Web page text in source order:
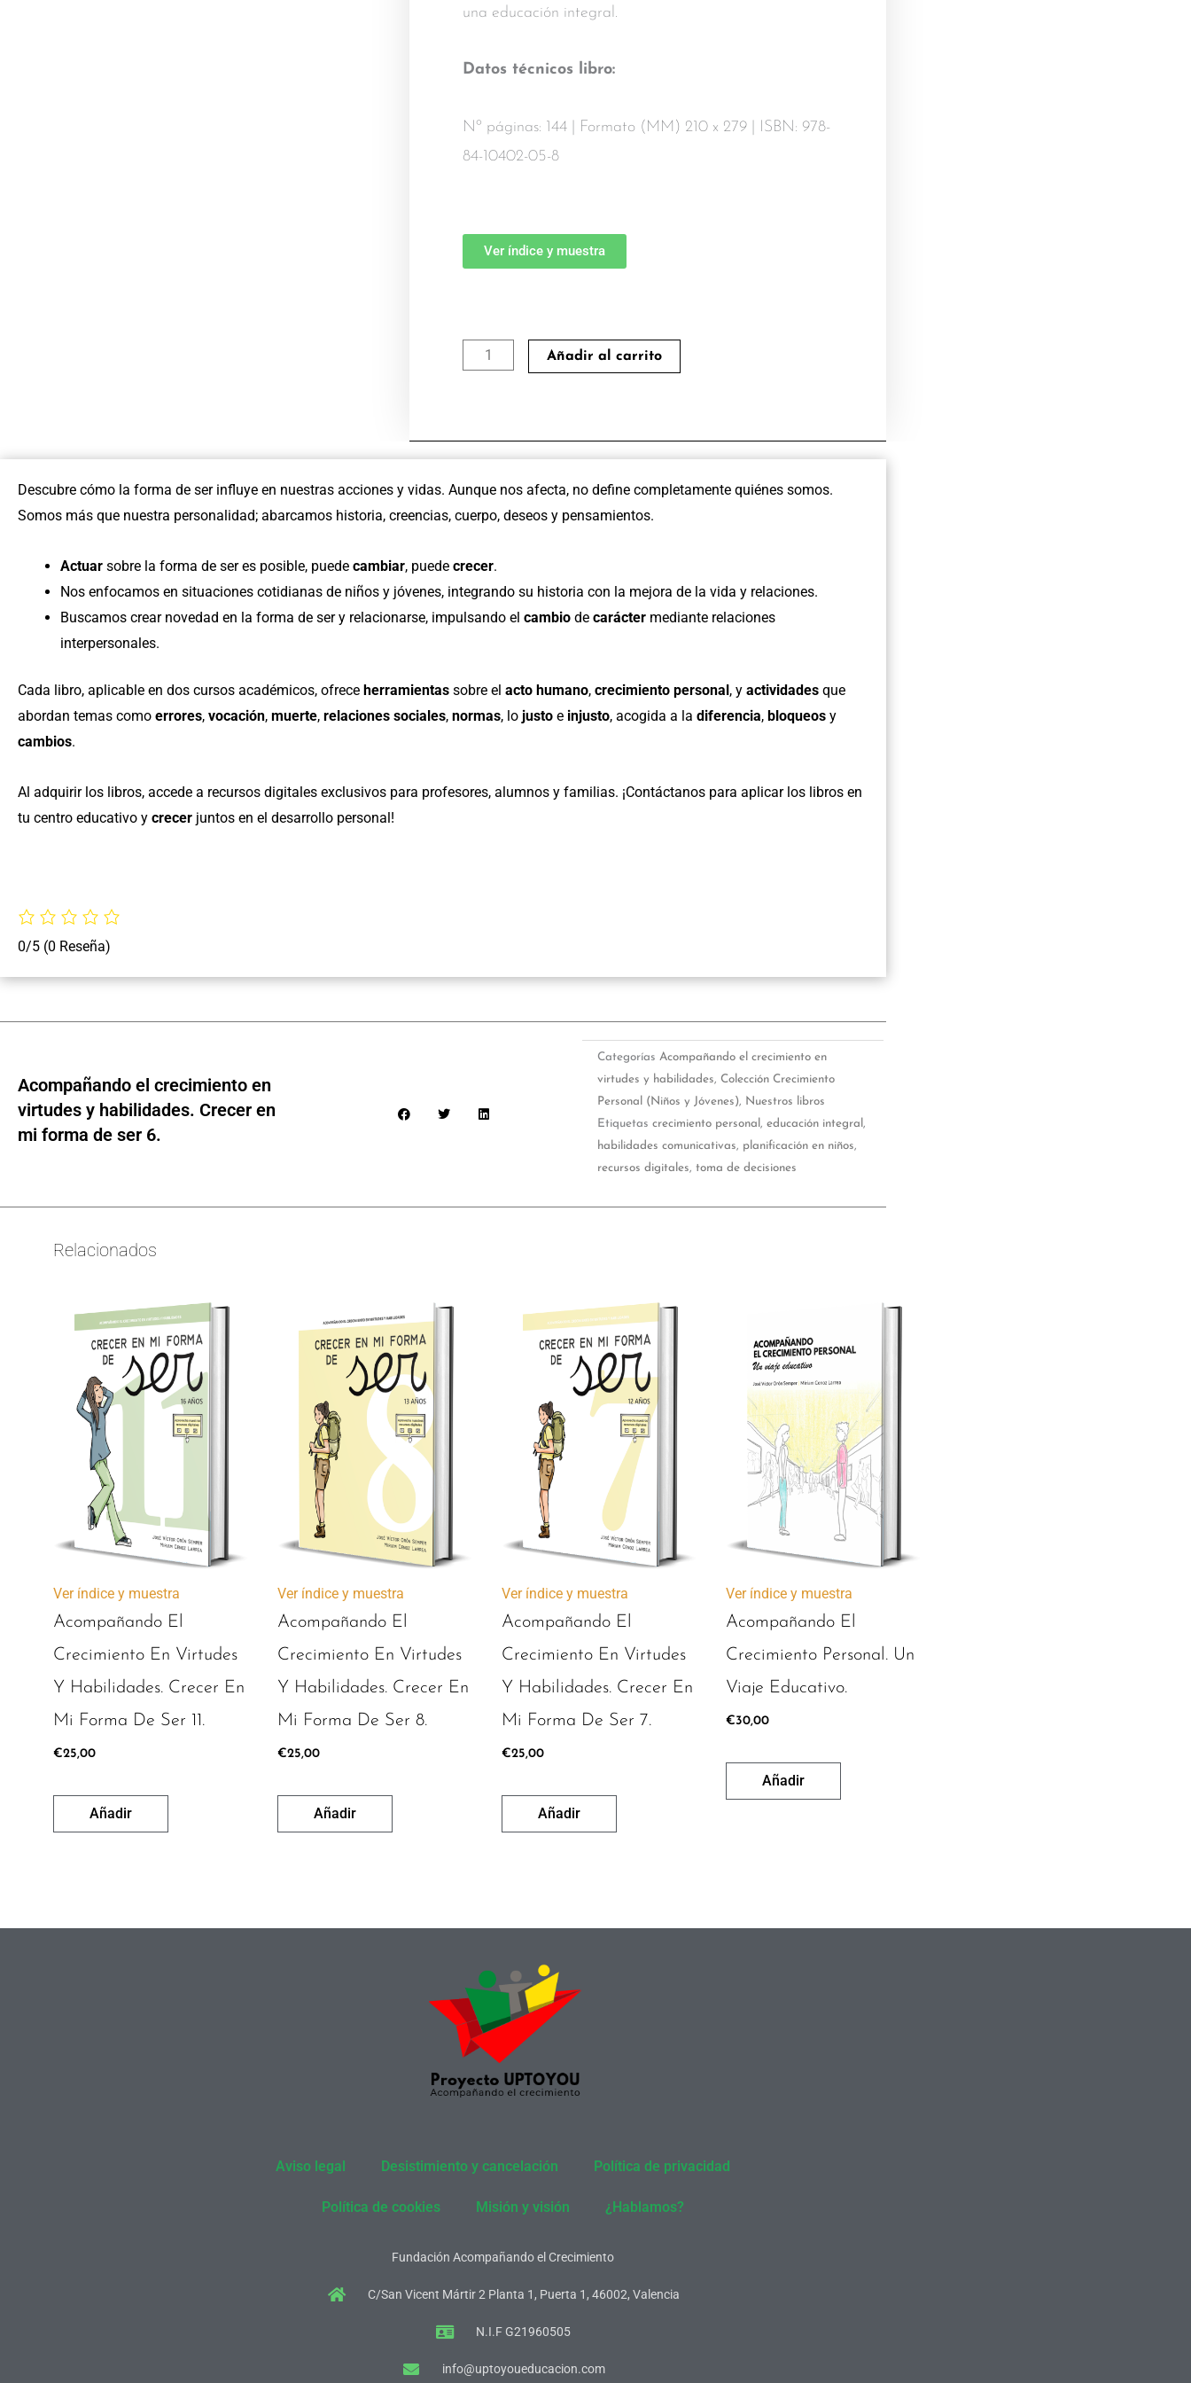
una educación integral.
Datos técnicos libro:
Nº páginas: 144 | Formato (MM) 210 x 279 | ISBN: 978-
84-10402-05-8
Ver índice y muestra
Acompañando
virtudes
habilidades.
forma
6.
cantidad
Añadir al carrito
Descubre cómo la forma de ser influye en nuestras acciones y vidas. Aunque nos afecta, no define completamente quiénes somos.
Somos más que nuestra personalidad; abarcamos historia, creencias, cuerpo, deseos y pensamientos.
Actuar sobre la forma de ser es posible, puede cambiar, puede crecer.
Nos enfocamos en situaciones cotidianas de niños y jóvenes, integrando su historia con la mejora de la vida y relaciones.
Buscamos crear novedad en la forma de ser y relacionarse, impulsando el cambio de carácter mediante relaciones
interpersonales.
Cada libro, aplicable en dos cursos académicos, ofrece herramientas sobre el acto humano, crecimiento personal , y actividades que
abordan temas como errores, vocación, muerte, relaciones sociales, normas, lo justo e injusto, acogida a la diferencia, bloqueos y
cambios.
Al adquirir los libros, accede a recursos digitales exclusivos para profesores, alumnos y familias. ¡Contáctanos para aplicar los libros en
tu centro educativo y crecer juntos en el desarrollo personal!
0/5 (0 Reseña)
Acompañando el crecimiento en
virtudes y habilidades. Crecer en
mi forma de ser 6.
Categorías Acompañando el crecimiento en
virtudes y habilidades, Colección Crecimiento
Personal (Niños y Jóvenes), Nuestros libros
Etiquetas crecimiento personal ,educación integral ,
habilidades comunicativas, planificación en niños,
recursos digitales,toma de decisiones
Relacionados
Ver índice y muestra
Acompañando El
Crecimiento En Virtudes
Y Habilidades. Crecer En
Mi Forma De Ser 11.
€25,00
Añadir
Ver índice y muestra
Acompañando El
Crecimiento En Virtudes
Y Habilidades. Crecer En
Mi Forma De Ser 8.
€25,00
Añadir
Ver índice y muestra
Acompañando El
Crecimiento En Virtudes
Y Habilidades. Crecer En
Mi Forma De Ser 7.
€25,00
Añadir
Ver índice y muestra
Acompañando El
Crecimiento Personal. Un
Viaje Educativo.
€30,00
Añadir
Aviso legal Desistimiento y cancelación Política de privacidad
Política de cookies Misión y visión ¿Hablamos?
Fundación Acompañando el Crecimiento
C/San Vicent Mártir 2 Planta 1, Puerta 1, 46002, Valencia
N.I.F G21960505
info@uptoyoueducacion.com